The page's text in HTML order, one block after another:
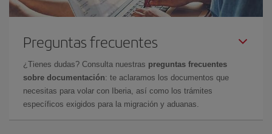
Preguntas frecuentes
¿Tienes dudas? Consulta nuestras preguntas frecuentes
sobre documentación: te aclaramos los documentos que
necesitas para volar con Iberia, así como los trámites
específicos exigidos para la migración y aduanas.